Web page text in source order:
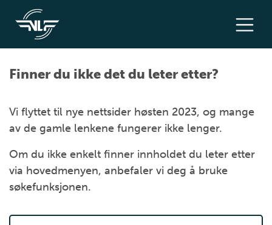
Finner du ikke det du leter etter?
Vi flyttet til nye nettsider høsten 2023, og mange
av de gamle lenkene fungerer ikke lenger.
Om du ikke enkelt finner innholdet du leter etter
via hovedmenyen, anbefaler vi deg å bruke
søkefunksjonen.